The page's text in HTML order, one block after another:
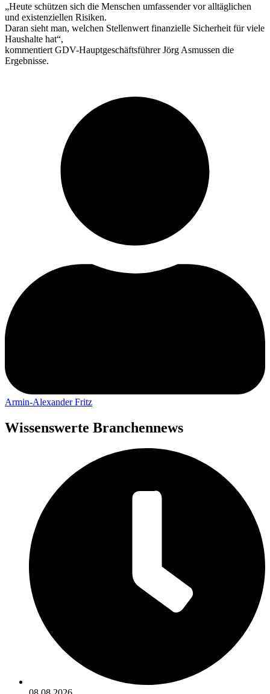
„Heute schützen sich die Menschen umfassender vor alltäglichen
und existenziellen Risiken.
Daran sieht man, welchen Stellenwert finanzielle Sicherheit für viele
Haushalte hat“,
kommentiert GDV-Hauptgeschäftsführer Jörg Asmussen die
Ergebnisse.
Armin-Alexander Fritz
Wissenswerte Branchennews